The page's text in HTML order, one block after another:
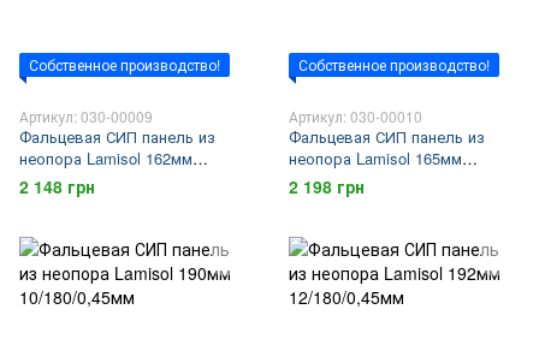
Собственное производство!
Артикул: 030-00009
Фальцевая СИП панель из
неопора Lamisol 162мм
12/150/0,45мм
2 148 грн
Собственное производство!
Артикул: 030-00010
Фальцевая СИП панель из
неопора Lamisol 165мм
15/150/0,45мм
2 198 грн